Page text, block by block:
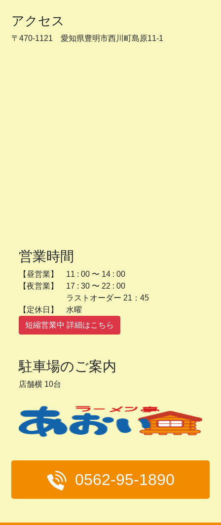
アクセス
〒470-1121 愛知県豊明市西川町島原11-1
営業時間
【昼営業】 11 : 00 〜 14 : 00
【夜営業】 17 : 30 〜 22 : 00
ラストオーダー 21：45
【定休日】 水曜
短縮営業中 詳細はこちら
駐車場のご案内
店舗横 10台
0562-95-1890